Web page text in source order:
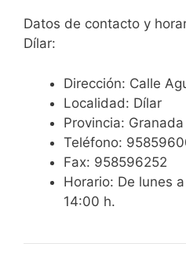
Datos de contacto y
Dílar:
Dirección: Calle
Localidad: Dílar
Provincia: Granada
Teléfono:
Fax: 958596252
Horario: De lunes
14:00 h.